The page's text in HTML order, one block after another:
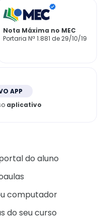
Nota Máxima no MEC
Portaria Nª 1.881 de 29/10/19
APP
aplicativo
do aluno
computador
do seu curso